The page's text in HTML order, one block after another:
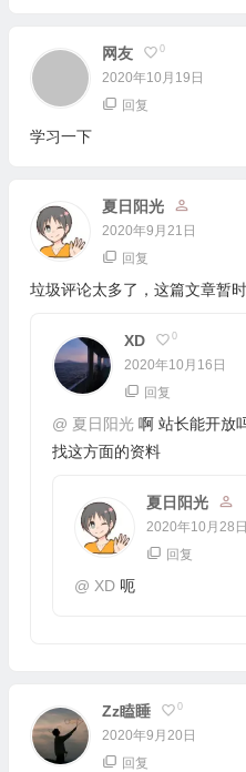
网友 0
2020年10月19日
回复
学习一下
夏日阳光
2020年9月21日
回复
垃圾评论太多了，这篇文章暂时
XD 0
2020年10月16日
回复
@ 夏日阳光啊 站长能开放
找这方面的资料
夏日阳光
2020年10月28日
回复
@ XD呃
Zz瞌睡 0
2020年9月20日
回复